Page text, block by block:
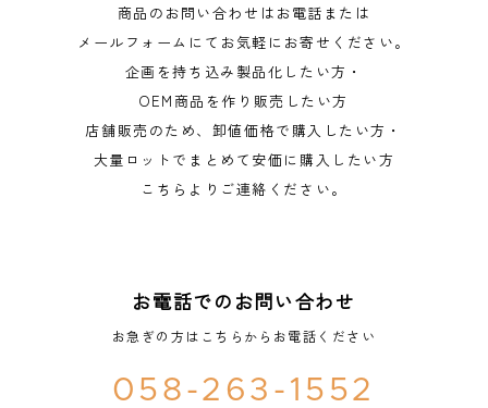
商品のお問い合わせはお電話または
メールフォームにてお気軽にお寄せください。
企画を持ち込み製品化したい方・
OEM商品を作り販売したい方
店舗販売のため、卸値価格で購入したい方・
大量ロットでまとめて安価に購入したい方
こちらよりご連絡ください。
お電話でのお問い合わせ
お急ぎの方はこちらからお電話ください
058-263-1552